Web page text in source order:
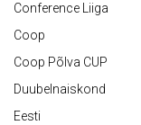
Conference Liiga
Coop
Coop Põlva CUP
Duubelnaiskond
Eesti